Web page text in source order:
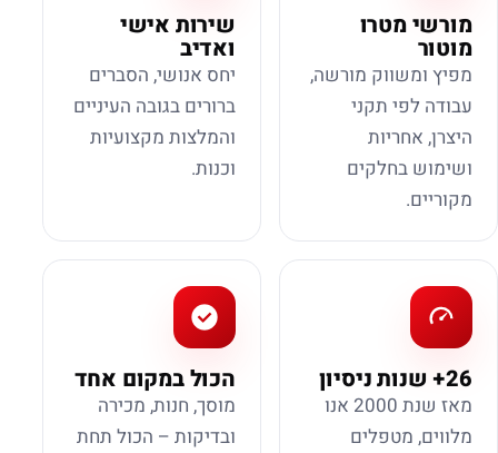
מורשי מטרו
מוטור
מפיץ ומשווק מורשה,
עבודה לפי תקני
היצרן, אחריות
ושימוש בחלקים
מקוריים.
שירות אישי
ואדיב
יחס אנושי, הסברים
ברורים בגובה העיניים
והמלצות מקצועיות
וכנות.
26+ שנות ניסיון
מאז שנת 2000 אנו
מלווים, מטפלים
הכול במקום אחד
מוסך, חנות, מכירה
ובדיקות – הכול תחת